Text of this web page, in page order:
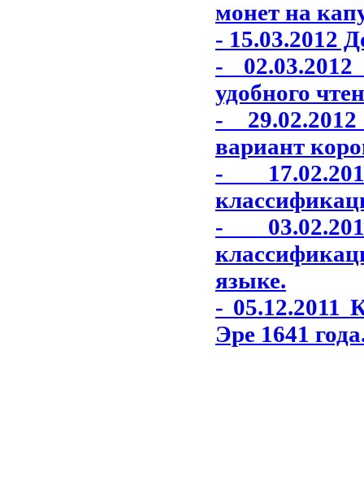
монет на
- 15.03.2012
-
удобного
-
вариант
-
-
языке.
- 05.12.2011
Эре 1641